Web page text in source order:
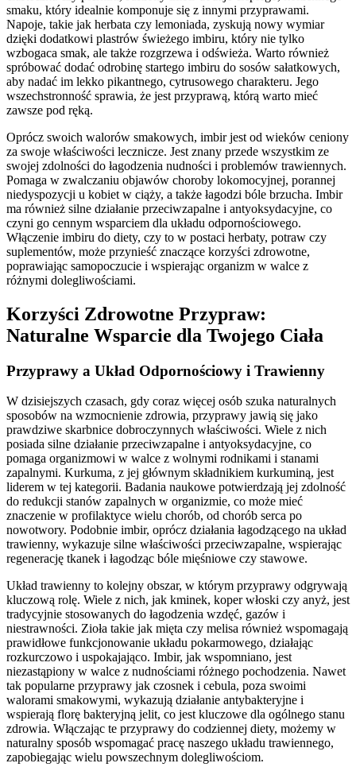
smaku, który idealnie komponuje się z innymi przyprawami.
Napoje, takie jak herbata czy lemoniada, zyskują nowy wymiar
dzięki dodatkowi plastrów świeżego imbiru, który nie tylko
wzbogaca smak, ale także rozgrzewa i odświeża. Warto również
spróbować dodać odrobinę startego imbiru do sosów sałatkowych,
aby nadać im lekko pikantnego, cytrusowego charakteru. Jego
wszechstronność sprawia, że jest przyprawą, którą warto mieć
zawsze pod ręką.
Oprócz swoich walorów smakowych, imbir jest od wieków ceniony
za swoje właściwości lecznicze. Jest znany przede wszystkim ze
swojej zdolności do łagodzenia nudności i problemów trawiennych.
Pomaga w zwalczaniu objawów choroby lokomocyjnej, porannej
niedyspozycji u kobiet w ciąży, a także łagodzi bóle brzucha. Imbir
ma również silne działanie przeciwzapalne i antyoksydacyjne, co
czyni go cennym wsparciem dla układu odpornościowego.
Włączenie imbiru do diety, czy to w postaci herbaty, potraw czy
suplementów, może przynieść znaczące korzyści zdrowotne,
poprawiając samopoczucie i wspierając organizm w walce z
różnymi dolegliwościami.
Korzyści Zdrowotne Przypraw:
Naturalne Wsparcie dla Twojego Ciała
Przyprawy a Układ Odpornościowy i Trawienny
W dzisiejszych czasach, gdy coraz więcej osób szuka naturalnych
sposobów na wzmocnienie zdrowia, przyprawy jawią się jako
prawdziwe skarbnice dobroczynnych właściwości. Wiele z nich
posiada silne działanie przeciwzapalne i antyoksydacyjne, co
pomaga organizmowi w walce z wolnymi rodnikami i stanami
zapalnymi. Kurkuma, z jej głównym składnikiem kurkuminą, jest
liderem w tej kategorii. Badania naukowe potwierdzają jej zdolność
do redukcji stanów zapalnych w organizmie, co może mieć
znaczenie w profilaktyce wielu chorób, od chorób serca po
nowotwory. Podobnie imbir, oprócz działania łagodzącego na układ
trawienny, wykazuje silne właściwości przeciwzapalne, wspierając
regenerację tkanek i łagodząc bóle mięśniowe czy stawowe.
Układ trawienny to kolejny obszar, w którym przyprawy odgrywają
kluczową rolę. Wiele z nich, jak kminek, koper włoski czy anyż, jest
tradycyjnie stosowanych do łagodzenia wzdęć, gazów i
niestrawności. Zioła takie jak mięta czy melisa również wspomagają
prawidłowe funkcjonowanie układu pokarmowego, działając
rozkurczowo i uspokajająco. Imbir, jak wspomniano, jest
niezastąpiony w walce z nudnościami różnego pochodzenia. Nawet
tak popularne przyprawy jak czosnek i cebula, poza swoimi
walorami smakowymi, wykazują działanie antybakteryjne i
wspierają florę bakteryjną jelit, co jest kluczowe dla ogólnego stanu
zdrowia. Włączając te przyprawy do codziennej diety, możemy w
naturalny sposób wspomagać pracę naszego układu trawiennego,
zapobiegając wielu powszechnym dolegliwościom.